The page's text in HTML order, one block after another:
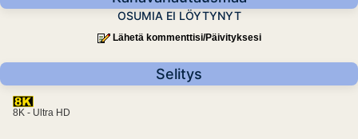
OSUMIA EI LÖYTYNYT
Lähetä kommenttisi/Päivityksesi
Selitys
8K - Ultra HD